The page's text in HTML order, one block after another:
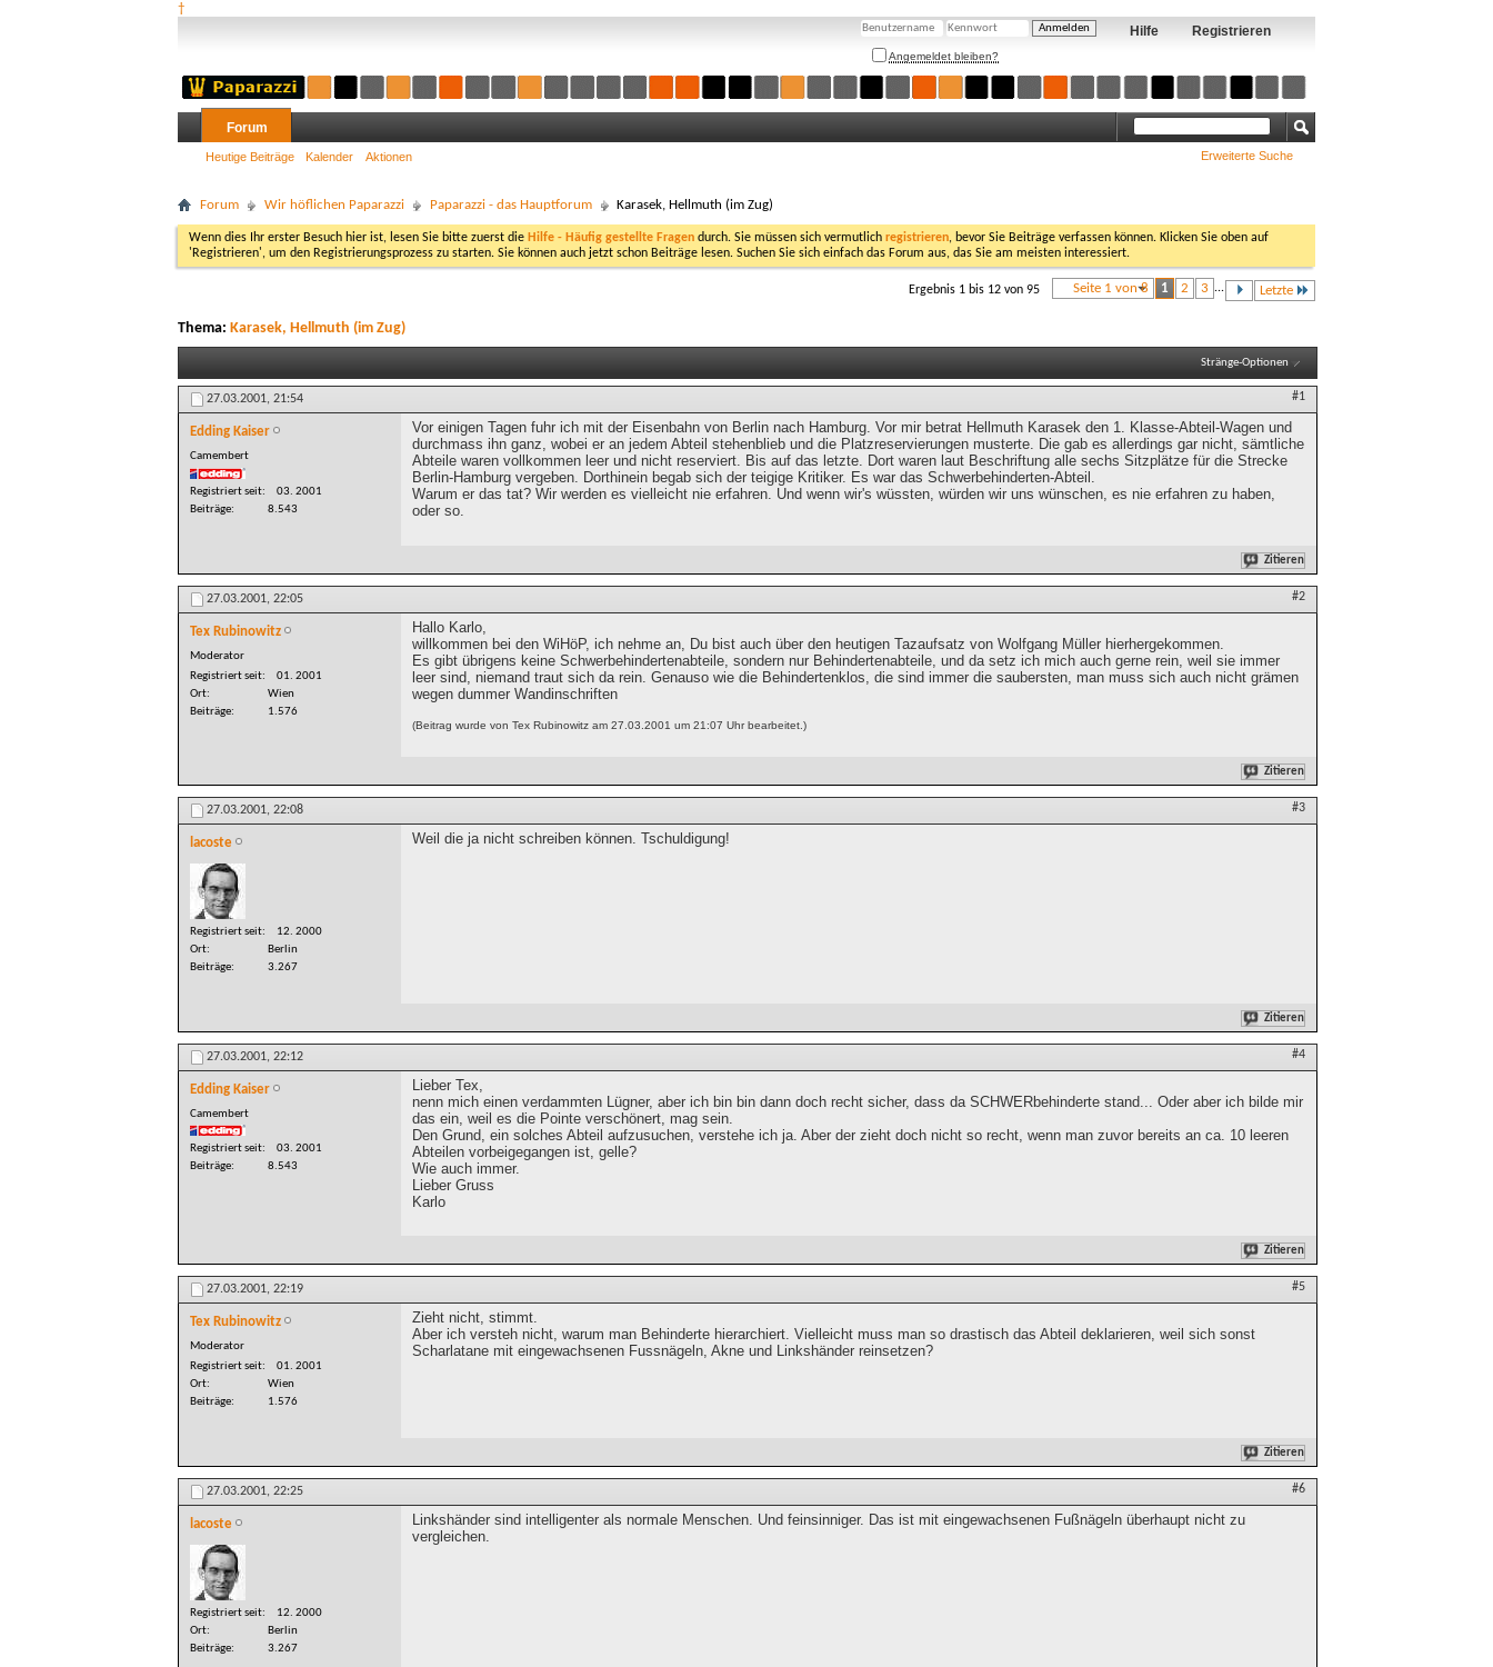
†
Registrieren
Hilfe
Angemeldet bleiben?
Forum
Heutige Beiträge Kalender Aktionen Erweiterte Suche
Forum Wir höflichen Paparazzi Paparazzi - das Hauptforum Karasek, Hellmuth (im Zug)
Wenn dies Ihr erster Besuch hier ist, lesen Sie bitte zuerst die Hilfe - Häufig gestellte Fragen durch. Sie müssen sich vermutlich registrieren, bevor Sie Beiträge verfassen können. Klicken Sie oben auf
'Registrieren', um den Registrierungsprozess zu starten. Sie können auch jetzt schon Beiträge lesen. Suchen Sie sich einfach das Forum aus, das Sie am meisten interessiert.
Seite 1 von 8 1 2 3 ... Letzte
Ergebnis 1 bis 12 von 95
Thema: Karasek, Hellmuth (im Zug)
Stränge-Optionen
27.03.2001, 21:54 #1
Edding Kaiser
Camembert
Registriert seit
03. 2001
Beiträge
8.543
Vor einigen Tagen fuhr ich mit der Eisenbahn von Berlin nach Hamburg. Vor mir betrat Hellmuth Karasek den 1. Klasse-Abteil-Wagen und
durchmass ihn ganz, wobei er an jedem Abteil stehenblieb und die Platzreservierungen musterte. Die gab es allerdings gar nicht, sämtliche
Abteile waren vollkommen leer und nicht reserviert. Bis auf das letzte. Dort waren laut Beschriftung alle sechs Sitzplätze für die Strecke
Berlin-Hamburg vergeben. Dorthinein begab sich der teigige Kritiker. Es war das Schwerbehinderten-Abteil.
Warum er das tat? Wir werden es vielleicht nie erfahren. Und wenn wir's wüssten, würden wir uns wünschen, es nie erfahren zu haben,
oder so.
Zitieren
27.03.2001, 22:05 #2
Tex Rubinowitz
Moderator
Registriert seit
01. 2001
Ort
Wien
Beiträge
1.576
Hallo Karlo,
willkommen bei den WiHöP, ich nehme an, Du bist auch über den heutigen Tazaufsatz von Wolfgang Müller hierhergekommen.
Es gibt übrigens keine Schwerbehindertenabteile, sondern nur Behindertenabteile, und da setz ich mich auch gerne rein, weil sie immer
leer sind, niemand traut sich da rein. Genauso wie die Behindertenklos, die sind immer die saubersten, man muss sich auch nicht grämen
wegen dummer Wandinschriften
(Beitrag wurde von Tex Rubinowitz am 27.03.2001 um 21:07 Uhr bearbeitet.)
Zitieren
27.03.2001, 22:08 #3
lacoste
Registriert seit
12. 2000
Ort
Berlin
Beiträge
3.267
Weil die ja nicht schreiben können. Tschuldigung!
Zitieren
27.03.2001, 22:12 #4
Edding Kaiser
Camembert
Registriert seit
03. 2001
Beiträge
8.543
Lieber Tex,
nenn mich einen verdammten Lügner, aber ich bin bin dann doch recht sicher, dass da SCHWERbehinderte stand... Oder aber ich bilde mir
das ein, weil es die Pointe verschönert, mag sein.
Den Grund, ein solches Abteil aufzusuchen, verstehe ich ja. Aber der zieht doch nicht so recht, wenn man zuvor bereits an ca. 10 leeren
Abteilen vorbeigegangen ist, gelle?
Wie auch immer.
Lieber Gruss
Karlo
Zitieren
27.03.2001, 22:19 #5
Tex Rubinowitz
Moderator
Registriert seit
01. 2001
Ort
Wien
Beiträge
1.576
Zieht nicht, stimmt.
Aber ich versteh nicht, warum man Behinderte hierarchiert. Vielleicht muss man so drastisch das Abteil deklarieren, weil sich sonst
Scharlatane mit eingewachsenen Fussnägeln, Akne und Linkshänder reinsetzen?
Zitieren
27.03.2001, 22:25 #6
lacoste
Registriert seit
12. 2000
Ort
Berlin
Beiträge
3.267
Linkshänder sind intelligenter als normale Menschen. Und feinsinniger. Das ist mit eingewachsenen Fußnägeln überhaupt nicht zu
vergleichen.